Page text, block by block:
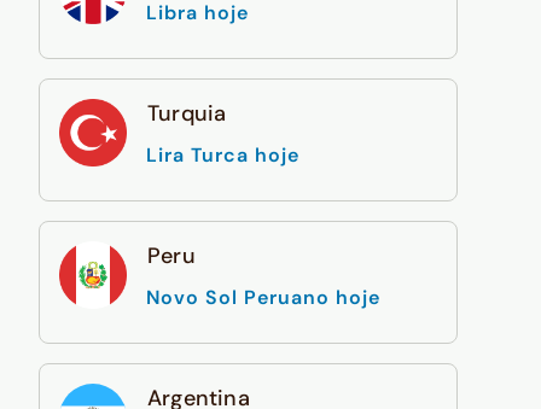
Libra hoje
Turquia
Lira Turca hoje
Peru
Novo Sol Peruano hoje
Argentina